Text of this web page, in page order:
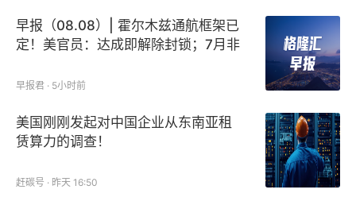
VALA(02051.HK)、绚星智慧科技(YXT.US)、元保
(YB.US)、云顶新耀(01952.HK) 、云知声(09678.HK)
ESG信息披露卓越企业
疯狂体育(00082.HK)、复宏汉霖(02696.HK)、君圣
泰医药-B(02511.HK)、同程旅行(00780.HK)、阳光保
早报（08.08）| 霍尔木兹通航框架已
定！美官员：达成即解除封锁；7月非
库克行动
早报君 · 5小时前
美国刚刚发起对中国企业从东南亚租
赁算力的调查！
赶碳号 · 昨天 16:50